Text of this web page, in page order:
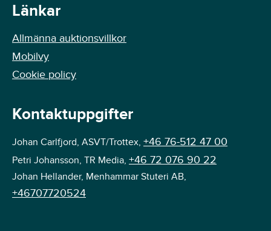
Länkar
Allmänna auktionsvillkor
Mobilvy
Cookie policy
Kontaktuppgifter
Johan Carlfjord, ASVT/Trottex, +46 76-512 47 00
Petri Johansson, TR Media, +46 72 076 90 22
Johan Hellander, Menhammar Stuteri AB,
+46707720524